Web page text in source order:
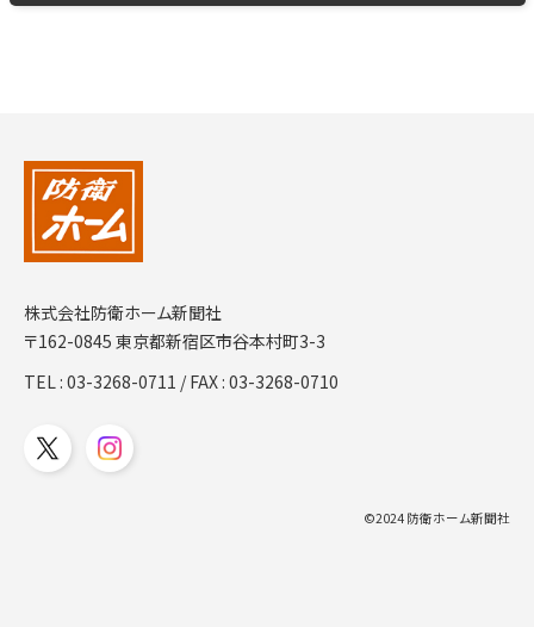
株式会社防衛ホーム新聞社
〒162-0845 東京都新宿区市谷本村町3-3
TEL :03-3268-0711 / FAX : 03-3268-0710
©2024 防衛ホーム新聞社